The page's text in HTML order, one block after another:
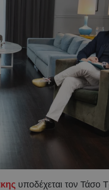
υποδέχεται τον Τάσο